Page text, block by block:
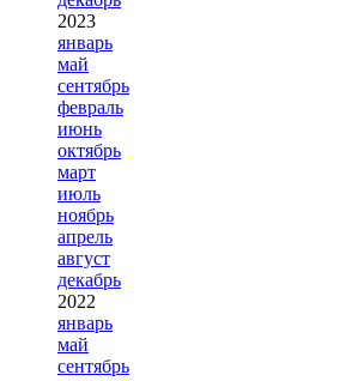
2023
январь
май
сентябрь
февраль
июнь
октябрь
март
июль
ноябрь
апрель
август
декабрь
2022
январь
май
сентябрь